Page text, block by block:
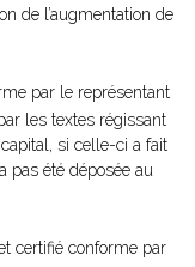
de l’augmentation de
par le représentant
les textes régissant
capital, si celle-ci a fait
pas été déposée au
certifié conforme par